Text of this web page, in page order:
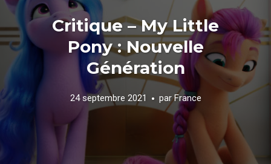
Critique – My Little
Pony : Nouvelle
Génération
24 septembre 2021 parFrance